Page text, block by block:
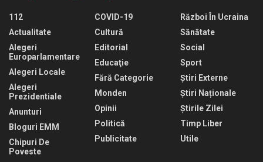
112
Actualitate
Alegeri
Europarlamentare
Alegeri Locale
Alegeri
Prezidentiale
Anunturi
Bloguri EMM
Chipuri De
Poveste
COVID-19
Cultură
Editorial
Educaţie
Fără Categorie
Monden
Opinii
Politică
Publicitate
Război În Ucraina
Sănătate
Social
Sport
Știri Externe
Știri Naționale
Știrile Zilei
Timp Liber
Utile